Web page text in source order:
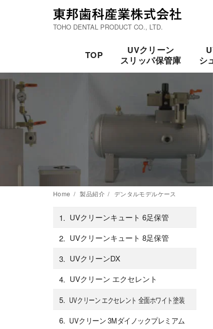
TOHO DENTAL PRODUCT CO., LTD.
TOP
UVクリーン
スリッパ保管庫
シ
Home 製品紹介 デンタルモデルケース
UVクリーンキュート 6足保管
UVクリーンキュート 8足保管
UVクリーンDX
UVクリーン エクセレント
UVクリーン エクセレント 全面ホワイト塗装
UVクリーン 3Mダイノックプレミアム